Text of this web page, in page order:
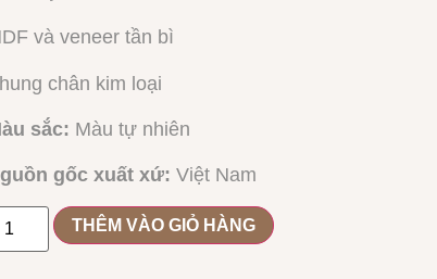
và veneer tần bì
chân kim loại
sắc: Màu tự nhiên
gốc xuất xứ: Việt Nam
THÊM VÀO GIỎ HÀNG